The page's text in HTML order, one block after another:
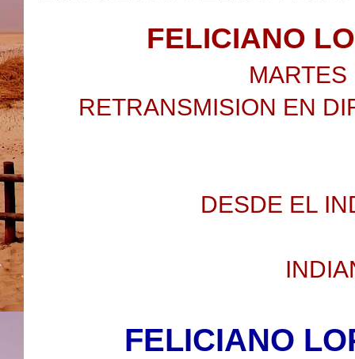
FELICIANO
RETRANSMISION EN
DESDE EL
FELICIANO